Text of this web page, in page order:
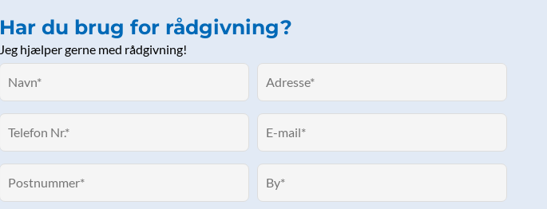
Har du brug for rådgivning?
Jeg hjælper gerne med rådgivning!